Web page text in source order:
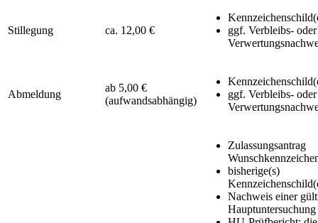
Stillegung ca. 12,00 €
ggf. Verbleibs- oder
Abmeldung
ab 5,00 €
(aufwandsabhängig)
ggf. Verbleibs- oder
Zulassungsantrag
bisherige(s)
Nachweis einer
Hauptuntersuchung